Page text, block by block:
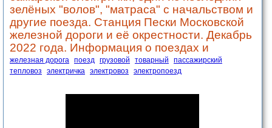
зелёных "волов", "матраса" с начальством и
другие поезда. Станция Пески Московской
железной дороги и её окрестности. Декабрь
2022 года. Информация о поездах и
железная дорога поезд грузовой товарный
пассажирский
тепловоз
электричка электровоз электропоезд